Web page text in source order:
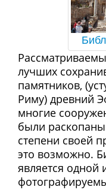
лучших
памятников,
Риму) древний
многие
были
степени своей
это возможно.
является одной